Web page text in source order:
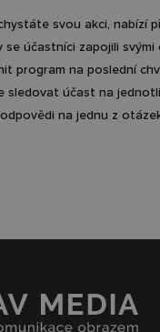
svou akci, nabízí
se účastníci zapojili
program na poslední
sledovat účast na
odpovědi na jednu